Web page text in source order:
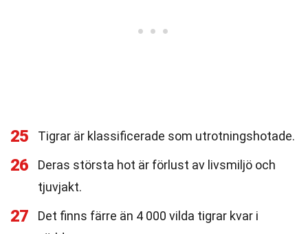
25 Tigrar är klassificerade som utrotningshotade.
26
Deras största hot är förlust av livsmiljö och
tjuvjakt.
27
Det finns färre än 4 000 vilda tigrar kvar i